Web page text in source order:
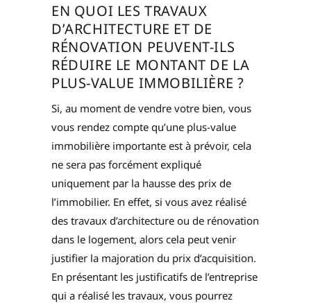
EN QUOI LES TRAVAUX
D’ARCHITECTURE ET DE
RÉNOVATION PEUVENT-ILS
RÉDUIRE LE MONTANT DE LA
PLUS-VALUE IMMOBILIÈRE ?
Si, au moment de vendre votre bien, vous
vous rendez compte qu’une plus-value
immobilière importante est à prévoir, cela
ne sera pas forcément expliqué
uniquement par la hausse des prix de
l’immobilier. En effet, si vous avez réalisé
des travaux d’architecture ou de rénovation
dans le logement, alors cela peut venir
justifier la majoration du prix d’acquisition.
En présentant les justificatifs de l’entreprise
qui a réalisé les travaux, vous pourrez